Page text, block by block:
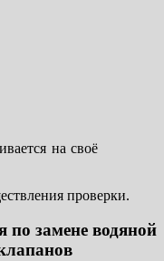
на своё
проверки.
по замене водяной